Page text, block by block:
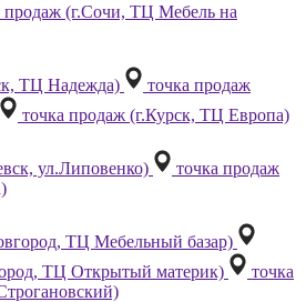
продаж (г.Сочи, ТЦ Мебель на
ТЦ Надежда)
точка продаж
точка продаж (г.Курск, ТЦ Европа)
ул.Липовенко)
точка продаж
ТЦ Мебельный базар)
ТЦ Открытый материк)
точка